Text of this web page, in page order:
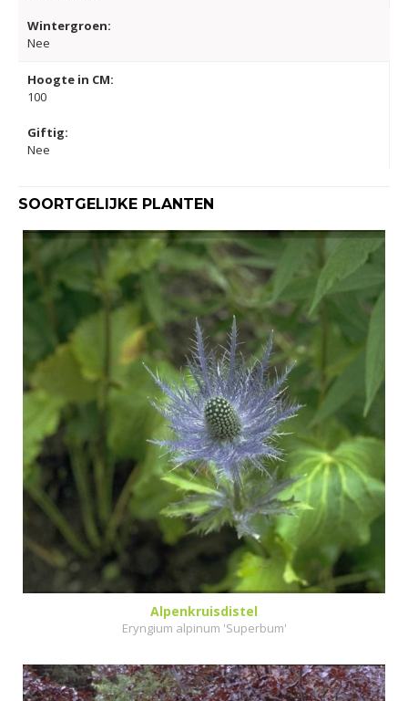
Wintergroen:
Nee
Hoogte in CM:
100
Giftig:
Nee
SOORTGELIJKE PLANTEN
Alpenkruisdistel
Eryngium alpinum 'Superbum'